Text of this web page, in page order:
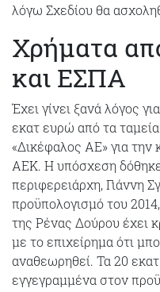
λόγω Σχεδίου θα
Χρήματα
και ΕΣΠΑ
Έχει γίνει ξανά λόγος
εκατ ευρώ από τα
«Δικέφαλος ΑΕ» για την
ΑΕΚ. Η υπόσχεση
περιφερειάρχη, Γιάννη
προϋπολογισμό του
της Ρένας Δούρου έχει
με το επιχείρημα ότι
αναθεωρηθεί. Τα 20
εγγεγραμμένα στον